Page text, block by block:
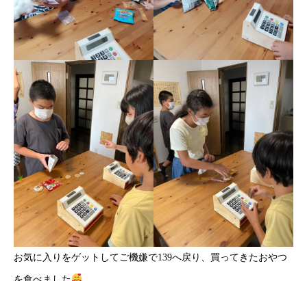
お気に入りをゲットしてご機嫌で139へ戻り、買ってきたおやつ